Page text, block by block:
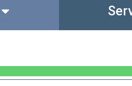
Open Consiglio dell'Ordine